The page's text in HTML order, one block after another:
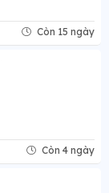
Còn 15 ngày
Còn 4 ngày